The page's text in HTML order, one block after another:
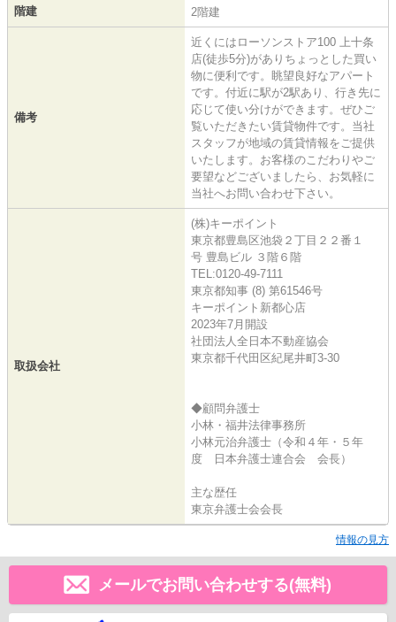
階建 2階建
備考
近くにはローソンストア100 上十条
店(徒歩5分)がありちょっとした買い
物に便利です。眺望良好なアパート
です。付近に駅が2駅あり、行き先に
応じて使い分けができます。ぜひご
覧いただきたい賃貸物件です。当社
スタッフが地域の賃貸情報をご提供
いたします。お客様のこだわりやご
要望などございましたら、お気軽に
当社へお問い合わせ下さい。
取扱会社
(株)キーポイント
東京都豊島区池袋２丁目２２番１
号 豊島ビル ３階６階
TEL:0120-49-7111
東京都知事 (8) 第61546号
キーポイント新都心店
2023年7月開設
社団法人全日本不動産協会
東京都千代田区紀尾井町3-30
◆顧問弁護士
小林・福井法律事務所
小林元治弁護士（令和４年・５年
度 日本弁護士連合会 会長）
主な歴任
東京弁護士会会長
情報の見方
メールでお問い合わせする(無料)